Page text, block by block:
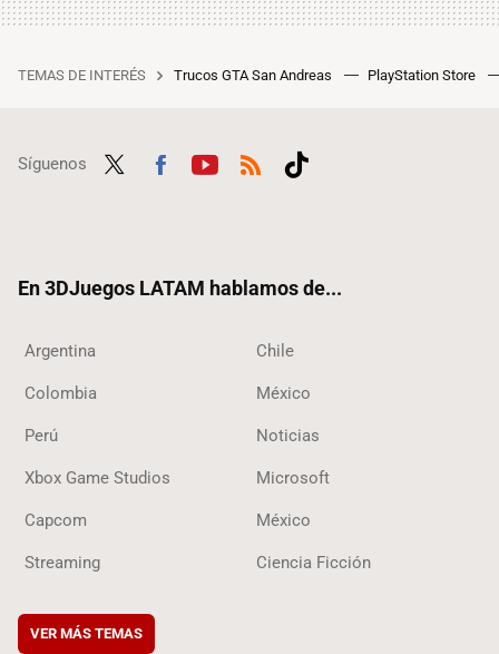
TEMAS DE INTERÉS Trucos GTA San Andreas PlayStation Store
Síguenos
En 3DJuegos LATAM hablamos de...
Argentina Chile
Colombia México
Perú Noticias
Xbox Game Studios Microsoft
Capcom México
Streaming Ciencia Ficción
VER MÁS TEMAS